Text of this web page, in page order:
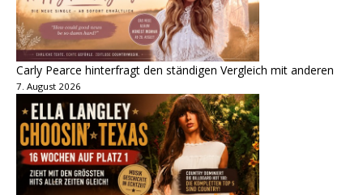
Carly Pearce hinterfragt den ständigen Vergleich mit anderen
7. August 2026